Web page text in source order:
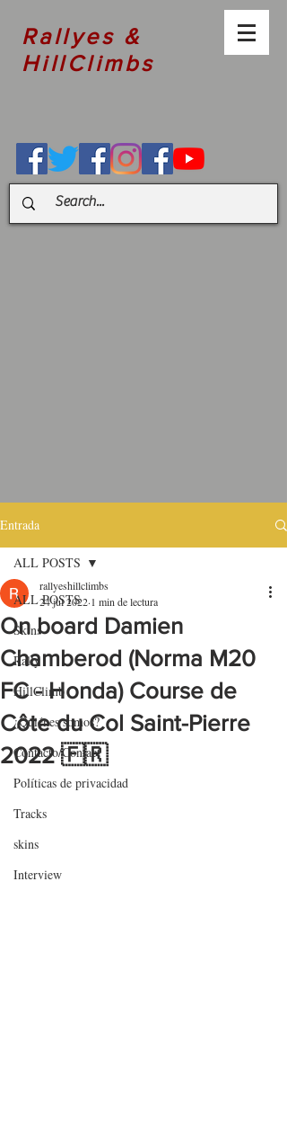
Rallyes &
HillClimbs
Entrada
ALL POSTS
Skins
Rally
HillClimb
¿Quiénes somos?
Contacto/Contact
Políticas de privacidad
Tracks
skins
Interview
ALL POSTS
On board Damien
Chamberod (Norma M20
FC - Honda) Course de
Côte du Col Saint-Pierre
2022 🇫🇷
rallyeshillclimbs
24 jul 2022 1 min de lectura